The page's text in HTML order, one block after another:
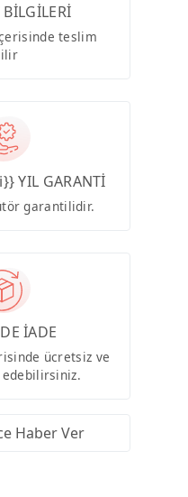
teslim
YIL GARANTİ
garantilidir.
İADE
ücretsiz ve
Haber Ver